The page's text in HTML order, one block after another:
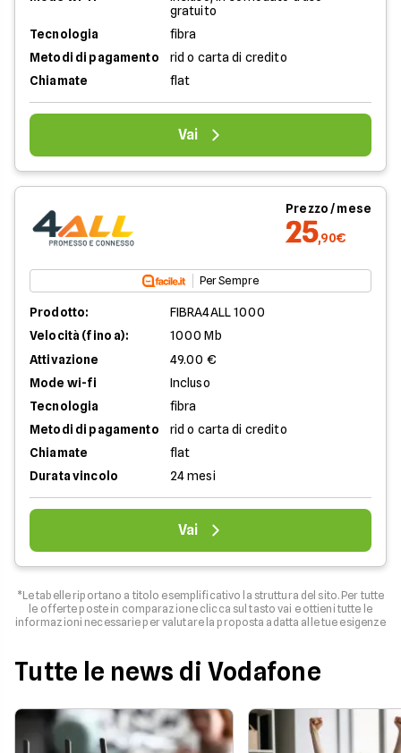
gratuito
Tecnologia
fibra
Metodi di pagamento
rid o carta di credito
Chiamate
flat
Vai
Prezzo / mese
25,90€
Per Sempre
Prodotto:
FIBRA4ALL 1000
Velocità (fino a):
1000 Mb
Attivazione
49.00 €
Mode wi-fi
Incluso
Tecnologia
fibra
Metodi di pagamento
rid o carta di credito
Chiamate
flat
Durata vincolo
24 mesi
Vai
*Le tabelle riportano a titolo esemplificativo la struttura del sito. Per tutte
le offerte poste in comparazione clicca sul tasto vai e ottieni tutte le
informazioni necessarie per valutare la proposta adatta alle tue esigenze
Tutte le news di Vodafone